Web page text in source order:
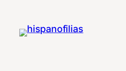
contenido